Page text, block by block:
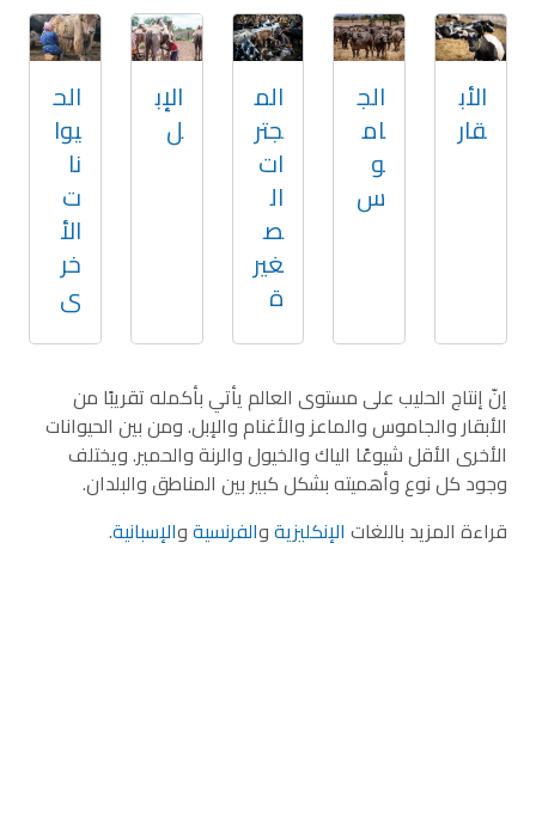
الأب
قار
الج
ام
و
س
الم
جتر
ات
ال
ص
غير
ة
الإب
ل
الح
يوا
نا
ت
الأ
خر
ى
إنّ إنتاج الحليب على مستوى العالم يأتي بأكمله تقريبًا من
الأبقار والجاموس والماعز والأغنام والإبل. ومن بين الحيوانات
الأخرى الأقل شيوعًا الياك والخيول والرنة والحمير. ويختلف
وجود كل نوع وأهميته بشكل كبير بين المناطق والبلدان.
قراءة المزيد باللغات الإنكليزيةوالفرنسيةوالإسبانية.